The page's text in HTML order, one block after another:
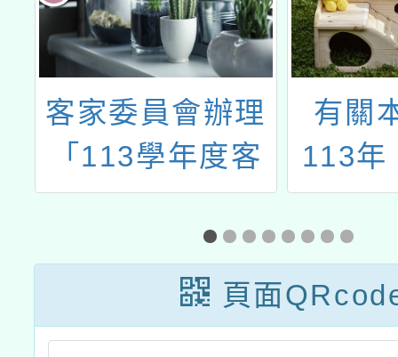
客家委員會辦理
「113學年度客
語結合十二年國
教校訂課程」優
良教案遴選成果
發表會
有關
113年
小學
進方
A2 數
作坊
頁面